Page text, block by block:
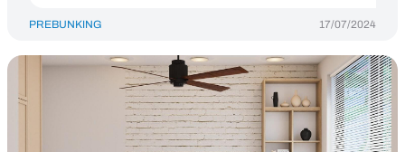
PREBUNKING 17/07/2024